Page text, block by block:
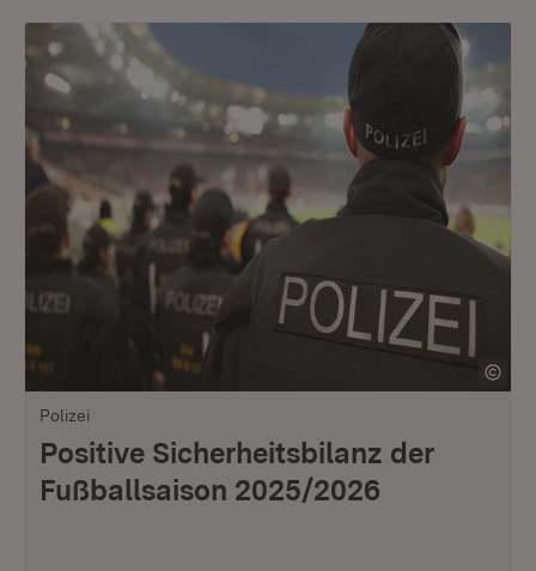
Polizei
Positive Sicherheitsbilanz der
Fußballsaison 2025/2026